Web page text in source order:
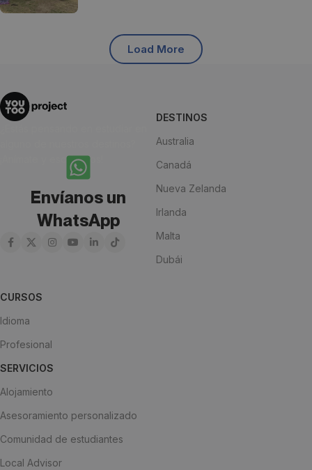
Load More
¡Anímate y escríbenos!
Envíanos un
WhatsApp
DESTINOS
Australia
Canadá
Nueva Zelanda
Irlanda
Malta
Dubái
CURSOS
Idioma
Profesional
SERVICIOS
Alojamiento
Asesoramiento personalizado
Comunidad de estudiantes
Local Advisor